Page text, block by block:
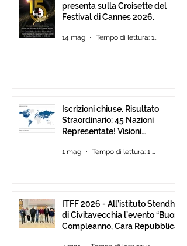
presenta sulla Croisette del
Festival di Cannes 2026.
14 mag Tempo di lettura: 1 min
Iscrizioni chiuse. Risultato
Straordinario: 45 Nazioni
Representate! Visioni
Fino al 30 Giugno
1 mag Tempo di lettura: 1 min
ITFF 2026 - All’istituto Stendhal
di Civitavecchia l’evento “Buon
Compleanno, Cara Repubblica”